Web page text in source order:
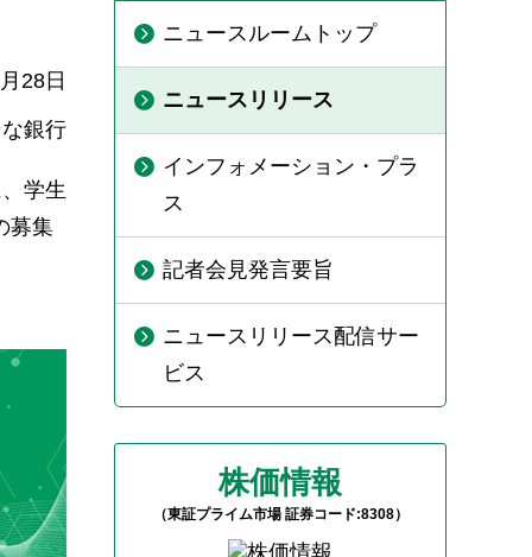
28日
銀行
学生
募集
ニュースルームトップ
ニュースリリース
インフォメーション・プラ
ス
記者会見発言要旨
ニュースリリース配信サー
ビス
株価情報
（東証プライム市場 証券コード:8308）